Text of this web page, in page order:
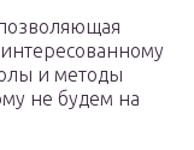
и методы
не будем на